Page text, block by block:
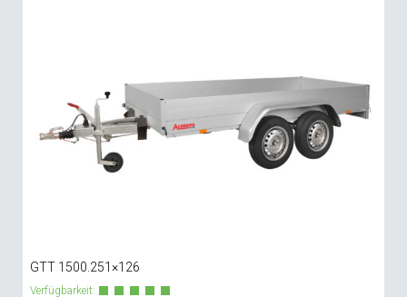
GTT 1500.251×126
Verfügbarkeit: